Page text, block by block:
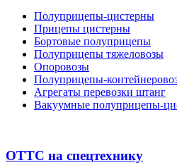
Полуприцепы-цистерны
Прицепы цистерны
Бортовые полуприцепы
Полуприцепы тяжеловозы
Опоровозы
Полуприцепы-
Агрегаты перевозки штанг
Вакуумные полуприцепы-
ОТТС на спецтехнику